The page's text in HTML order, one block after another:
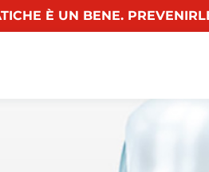
È UN BENE.